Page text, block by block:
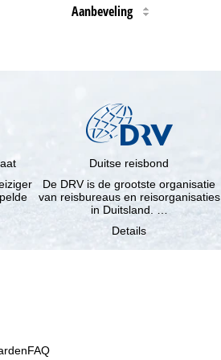
Aanbeveling
Duitse reisbond
De DRV is de grootste organisatie
van reisbureaus en reisorganisaties
in Duitsland. …
Details
FAQ